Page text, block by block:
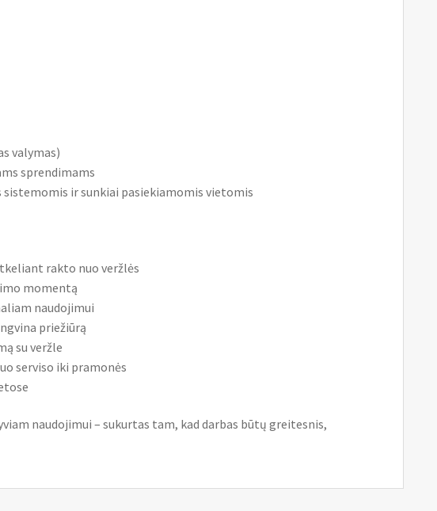
valymas)
sprendimams
ir sunkiai pasiekiamomis vietomis
rakto nuo veržlės
momentą
naudojimui
priežiūrą
su veržle
serviso iki pramonės
naudojimui – sukurtas tam, kad darbas būtų greitesnis,